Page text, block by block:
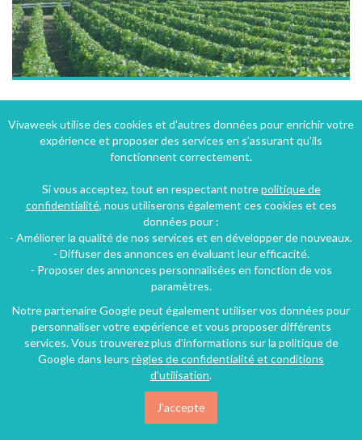
Location chambres d'hôtes au coeur du vignoble Champenois avec vue panoramique
Cramant (35 km), Marne, Champagne-Ardenne, Grand Est, France
3 chambres 7 personnes
160€/nuit
Vivaweek utilise des cookies et d'autres données pour enrichir votre
expérience et proposer des services en s'assurant qu'ils
fonctionnent correctement.
Si vous acceptez, tout en respectant notrepolitique de
confidentialité, nous utiliserons également ces cookies et ces
données pour :
- Améliorer la qualité de nos services et en développer de nouveaux.
- Diffuser des annonces en évaluant leur efficacité.
- Proposer des annonces personnalisées en fonction de vos
paramètres.
Notre partenaire Google peut également utiliser vos données pour
personnaliser votre expérience et vous proposer différents
services. Vous trouverez plus d'informations sur la politique de
Google dans leurs règles de confidentialité et conditions
d'utilisation.
J'accepte